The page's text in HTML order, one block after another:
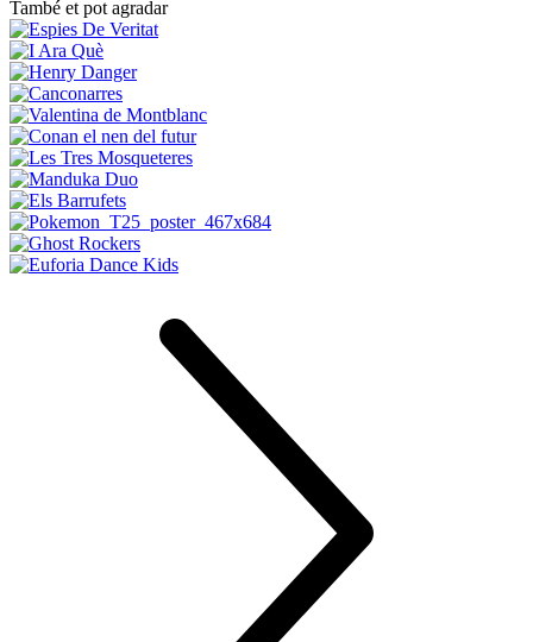
També et pot agradar